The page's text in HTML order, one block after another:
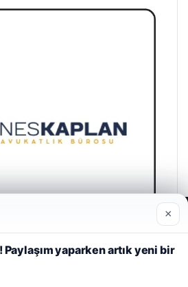
daha iyi anlayabilmek,
ve geliştirmek amacıyla çerezler
×
yaparken artık yeni bir